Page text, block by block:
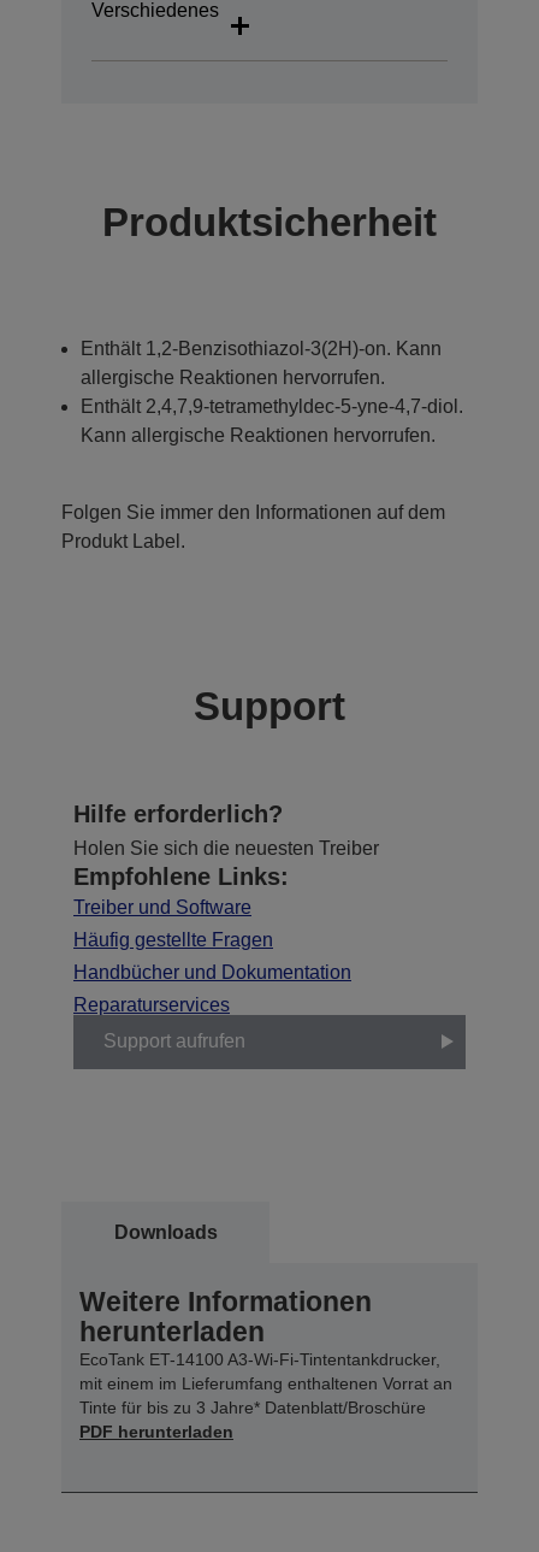
Verschiedenes
Produktsicherheit
Enthält 1,2-Benzisothiazol-3(2H)-on. Kann
allergische Reaktionen hervorrufen.
Enthält 2,4,7,9-tetramethyldec-5-yne-4,7-diol.
Kann allergische Reaktionen hervorrufen.
Folgen Sie immer den Informationen auf dem
Produkt Label.
Support
Hilfe erforderlich?
Holen Sie sich die neuesten Treiber
Empfohlene Links:
Treiber und Software
Häufig gestellte Fragen
Handbücher und Dokumentation
Reparaturservices
Support aufrufen
Downloads
Weitere Informationen
herunterladen
EcoTank ET-14100 A3-Wi-Fi-Tintentankdrucker,
mit einem im Lieferumfang enthaltenen Vorrat an
Tinte für bis zu 3 Jahre* Datenblatt/Broschüre
PDF herunterladen